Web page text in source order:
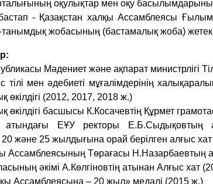
оқулықтар мен оқу
- Қазақстан халқы Ассамблеясы
жобасының (бастамалық жоба)
Мәдениет және ақпарат министрлігі
мен әдебиеті мұғалімдерінің
өкілдігі (2012, 2017, 2018 ж.)
өкілдігі басшысы К.Косачевтің Құрмет
ЕҰУ ректоры Е.Б.Сыдықовтың
20 және 25 жылдығына орай берілген алғыс
Ассамблеясының Төрағасы Н.Назарбаевтың
әкімі А.Көлгіновтің атынан Алғыс хат
Ассамблеясына – 20 жыл» медалі (2015 ж.)